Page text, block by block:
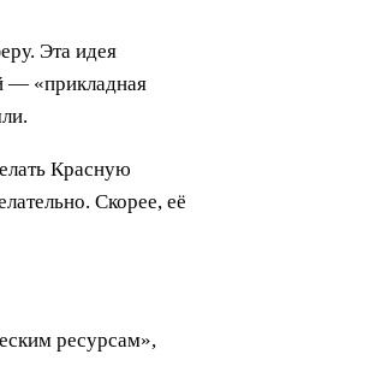
Эта идея
— «прикладная
Красную
Скорее, её
ресурсам»,